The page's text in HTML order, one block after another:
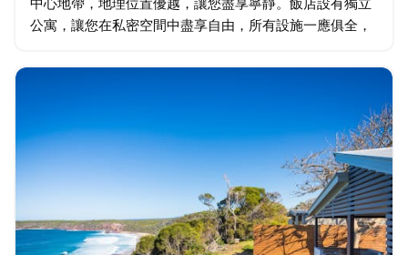
公寓，讓您在私密空間中盡享自由，所有設施一應俱全，
提供完善的共享設施，以及令人嘆為觀止的湖景…